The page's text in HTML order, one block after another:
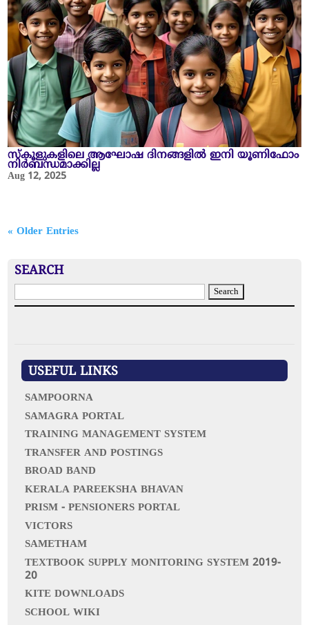
സ്‌കൂളുകളിലെ ആഘോഷ ദിനങ്ങളിൽ ഇനി യൂണിഫോം
നിർബന്ധമാക്കില്ല
Aug 12, 2025
« Older Entries
SEARCH
e
USEFUL LINKS
SAMPOORNA
SAMAGRA PORTAL
TRAINING MANAGEMENT SYSTEM
TRANSFER AND POSTINGS
BROAD BAND
KERALA PAREEKSHA BHAVAN
PRISM - PENSIONERS PORTAL
VICTORS
SAMETHAM
TEXTBOOK SUPPLY MONITORING SYSTEM 2019-
20
KITE DOWNLOADS
SCHOOL WIKI